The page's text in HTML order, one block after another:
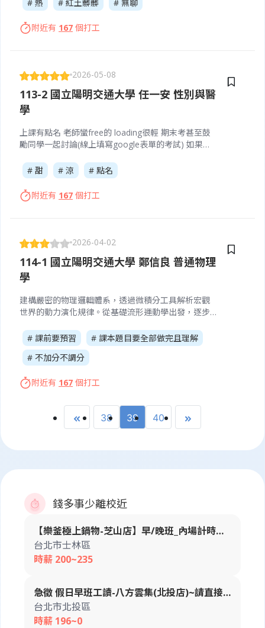
比賽節奏。
# 熱 # 紅土髒髒 # 無聊
附近有 167 個打工
2026-05-08
113-2 國立陽明交通大學 任一安 性別與醫
學
上課有點名 老師蠻free的 loading很輕 期末考甚至鼓
勵同學一起討論(線上填寫google表單的考試) 如果想
或是自己找資料深入研究 給分很甜大推
# 甜 # 涼 # 點名
附近有 167 個打工
2026-04-02
114-1 國立陽明交通大學 鄭信良 普通物理
學
建構嚴密的物理邏輯體系，透過微積分工具解析宏觀
世界的動力演化規律。從基礎流形運動學出發，逐步
的深度建模能力。 本課程模組核心包含： 多維空間運
動學理論 (Kinematics in Multi-dimensional
Manifolds) 解析質點在歐幾里得空間中的位移、速度
跡的瞬時變量分析。 牛頓力學體系之動力學演繹
牛頓運動定律為核心，探討作用力與運動狀態變更的
因果律，並進一步將其應用於非慣性參考系及向心力
場下的圓周運動解析。 能量系統與保守場論 (Energy
能轉換特徵，深入探討保守力場中的位能分布及能量
互作用下的動量轉移機制。 剛體轉動慣量與力矩張量
(Rigid Body Dynamics & Torque Tensor) 跨越質點
模型，分析剛體在轉動、滾動狀態下的力矩特徵與角
加速度耦合關係。 角動量守恆與旋轉系統演化
(Evolution of Angular Momentum Systems) 深度解
析旋轉運動中的守恆物理量，探討複雜系統在旋轉慣
體在靜態矢量平衡下的受力分布，以及材料在應力作
用下的形變與彈性模量理論。 萬有引力勢能與軌道力
學 (Universal Gravitational Potential & Orbital
# 課前要預習
# 課本題目要全部做完且理解
# 不加分不調分
附近有 167 個打工
38 39 40
錢多事少離校近
【樂釜極上鍋物-芝山店】早/晚班_內場計時人
員
台北市士林區
時薪 200~235
急徵 假日早班工讀-八方雲集(北投店)~請直接
電話約面試
台北市北投區
時薪 196~0